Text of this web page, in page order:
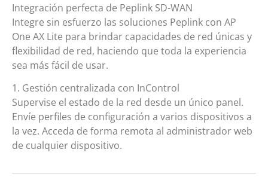
Integración perfecta de Peplink SD-WAN
Integre sin esfuerzo las soluciones Peplink con AP
One AX Lite para brindar capacidades de red únicas y
flexibilidad de red, haciendo que toda la experiencia
sea más fácil de usar.
1. Gestión centralizada con InControl
Supervise el estado de la red desde un único panel.
Envíe perfiles de configuración a varios dispositivos a
la vez. Acceda de forma remota al administrador web
de cualquier dispositivo.